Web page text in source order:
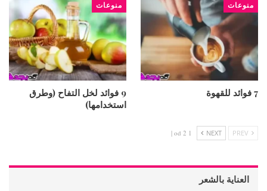
منوعات
7 فوائد للقهوة
منوعات
9 فوائد لخل التفاح (وطرق
استخدامها)
NEXT
1 od 2 |
العناية بالشعر